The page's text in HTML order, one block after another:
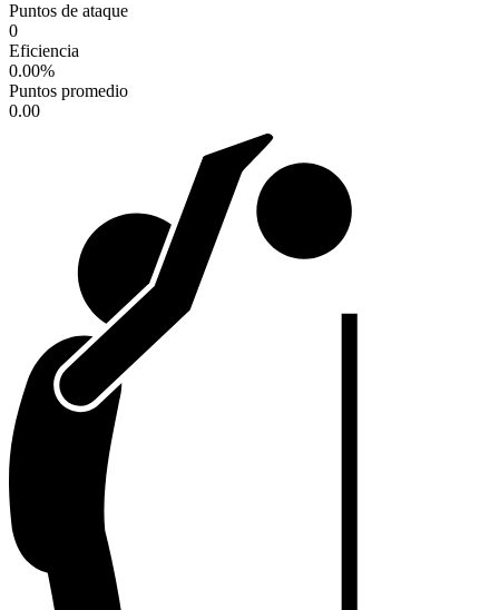
Puntos de ataque
0
Eficiencia
0.00%
Puntos promedio
0.00